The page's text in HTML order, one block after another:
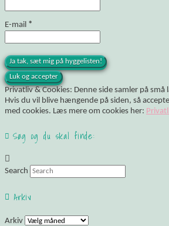
E-mail *
Privatliv & Cookies: Denne side samler på
Hvis du vil blive hængende på siden, så
med cookies. Læs mere om cookies her:
Søg og du skal finde:
Search
Arkiv
Arkiv